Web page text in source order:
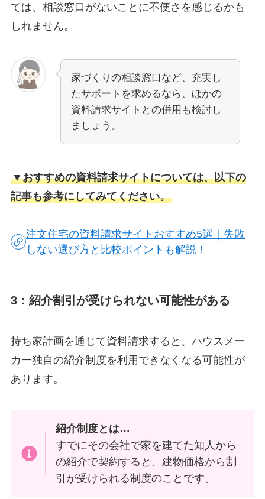
ては、相談窓口がないことに不便さを感じるかも
しれません。
家づくりの相談窓口など、充実し
たサポートを求めるなら、ほかの
資料請求サイトとの併用も検討し
ましょう。
▼おすすめの資料請求サイトについては、以下の
記事も参考にしてみてください。
注文住宅の資料請求サイトおすすめ5選｜失敗
しない選び方と比較ポイントも解説！
3：紹介割引が受けられない可能性がある
持ち家計画を通じて資料請求すると、ハウスメー
カー独自の紹介制度を利用できなくなる可能性が
あります。
紹介制度とは…
すでにその会社で家を建てた知人から
の紹介で契約すると、建物価格から割
引が受けられる制度のことです。